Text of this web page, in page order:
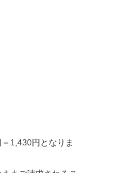
1,430円となりま